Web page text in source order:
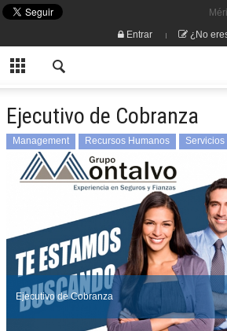
Entrar
¿No
Ejecutivo de Cobranza
Management Recursos Humanos Servicios
Ejecutivo de Cobranza